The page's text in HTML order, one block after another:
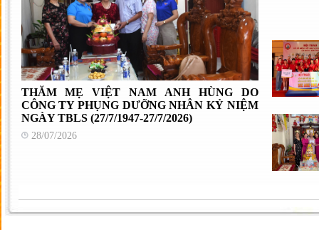
THĂM MẸ VIỆT NAM ANH HÙNG DO
CÔNG TY PHỤNG DƯỠNG NHÂN KỶ NIỆM
NGÀY TBLS (27/7/1947-27/7/2026)
28/07/2026